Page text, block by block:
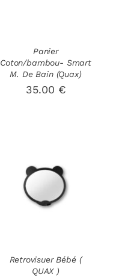
Panier
Coton/bambou- Smart
M. De Bain (Quax)
35.00 €
AJOUTER AU
PANIER
/
DÉTAILS
Retrovisuer Bébé (
QUAX )